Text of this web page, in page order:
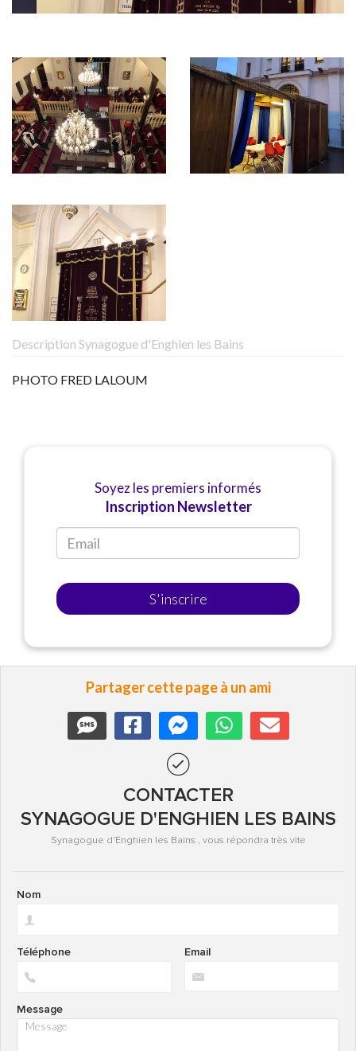
Description Synagogue d'Enghien les Bains
PHOTO FRED LALOUM
Soyez les premiers informés
Inscription Newsletter
S'inscrire
Partager cette page à un ami
CONTACTER
SYNAGOGUE D'ENGHIEN LES BAINS
Synagogue d'Enghien les Bains , vous répondra très vite
Nom
Email
Téléphone
Message